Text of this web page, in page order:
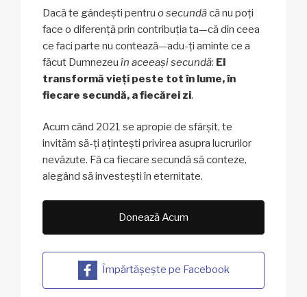
Dacă te gândești pentru o secundăcă nu poți
face o diferență prin contribuția ta—că din ceea
ce faci parte nu contează—adu-ți aminte ce a
făcut Dumnezeu în aceeași secundă: El
transformă vieți peste tot în lume, în
fiecare secundă, a fiecărei zi.
Acum când 2021 se apropie de sfârșit, te
invităm să-ți ațintești privirea asupra lucrurilor
nevăzute. Fă ca fiecare secundă să conteze,
alegând să investești în eternitate.
Donează Acum
Împărtășește pe Facebook